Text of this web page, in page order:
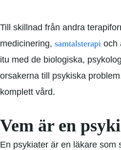
Till skillnad från andra
medicinering, samtalsterapi och
itu med de biologiska,
orsakerna till psykiska
komplett vård.
Vem är en
En psykiater är en läkare som